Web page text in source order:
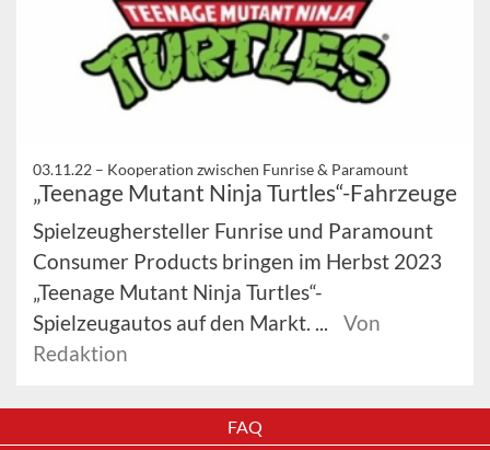
03.11.22 – Kooperation zwischen Funrise & Paramount
„Teenage Mutant Ninja Turtles“-Fahrzeuge
Spielzeughersteller Funrise und Paramount
Consumer Products bringen im Herbst 2023
„Teenage Mutant Ninja Turtles“-
Spielzeugautos auf den Markt. ...
Von
Redaktion
FAQ